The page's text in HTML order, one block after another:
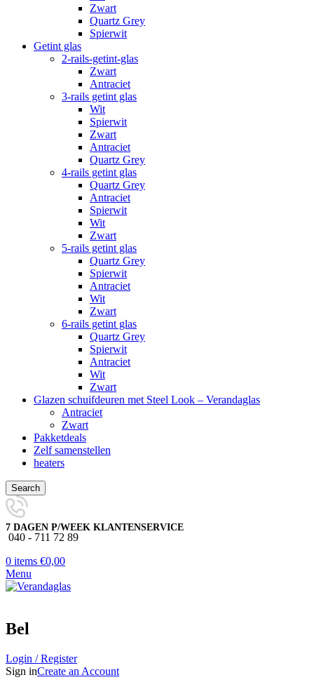
Zwart
Quartz Grey
Spierwit
Getint glas
2-rails-getint-glas
Zwart
Antraciet
3-rails getint glas
Wit
Spierwit
Zwart
Antraciet
Quartz Grey
4-rails getint glas
Quartz Grey
Antraciet
Spierwit
Wit
Zwart
5-rails getint glas
Quartz Grey
Spierwit
Antraciet
Wit
Zwart
6-rails getint glas
Quartz Grey
Spierwit
Antraciet
Wit
Zwart
Glazen schuifdeuren met Steel Look – Verandaglas
Antraciet
Zwart
Pakketdeals
Zelf samenstellen
heaters
Search
7 DAGEN P/WEEK KLANTENSERVICE
040 - 711 72 89
0 items €0,00
Menu
Bel
Login / Register
Sign inCreate an Account